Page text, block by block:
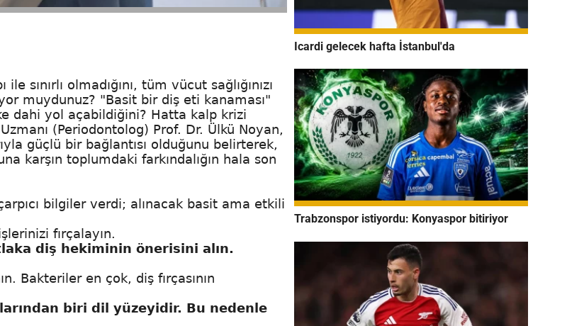
sınırlı olmadığını, tüm vücut sağlığınızı
muydunuz? "Basit bir diş eti kanaması"
dahi yol açabildiğini? Hatta kalp krizi
(Periodontolog) Prof. Dr. Ülkü Noyan,
güçlü bir bağlantısı olduğunu belirterek,
karşın toplumdaki farkındalığın hala son
bilgiler verdi; alınacak basit ama etkili
fırçalayın.
diş hekiminin önerisini alın.
Bakteriler en çok, diş fırçasının
biri dil yüzeyidir. Bu nedenle
Icardi gelecek hafta İstanbul'da
Trabzonspor istiyordu: Konyaspor bitiriyor